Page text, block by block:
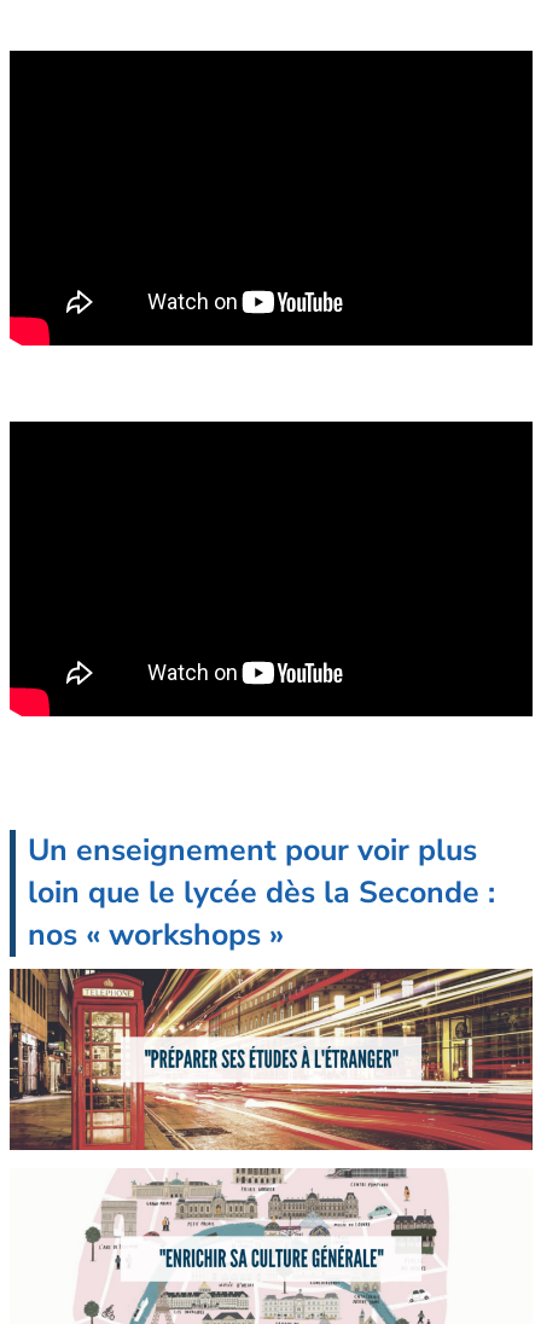
Un enseignement pour voir plus
loin que le lycée dès la Seconde :
nos « workshops »